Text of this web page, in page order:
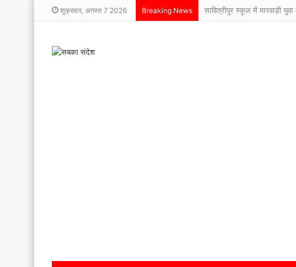
शुक्रवार, अगस्त 7 2026 Breaking News सावित्रीपुर स्कूल में मारवाड़ी